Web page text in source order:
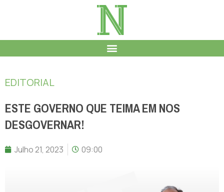
EDITORIAL
ESTE GOVERNO QUE TEIMA EM NOS
DESGOVERNAR!
Julho 21, 2023 09:00